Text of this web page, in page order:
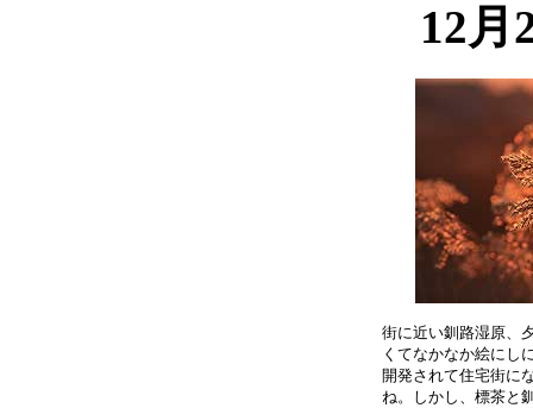
12月
街に近い釧路湿原、
くてなかなか絵にし
開発されて住宅街に
ね。しかし、標茶と